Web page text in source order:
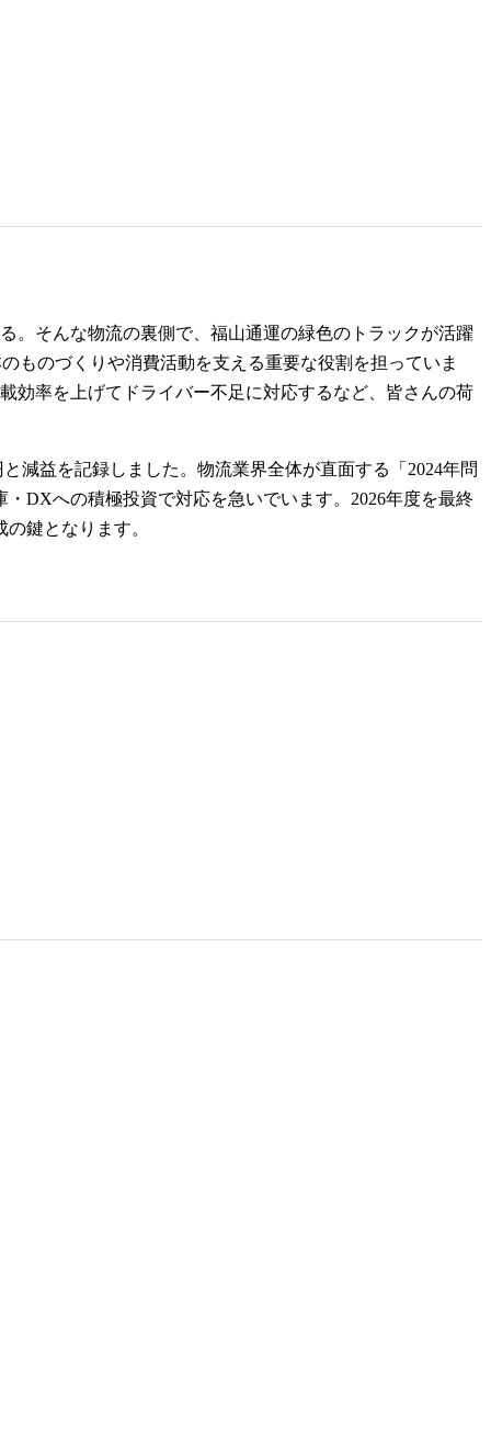
。そんな物流の裏側で、福山通運の緑色のトラックが活躍
ものづくりや消費活動を支える重要な役割を担っていま
効率を上げてドライバー不足に対応するなど、皆さんの荷
減益を記録しました。物流業界全体が直面する「2024年問
DXへの積極投資で対応を急いでいます。2026年度を最終
鍵となります。